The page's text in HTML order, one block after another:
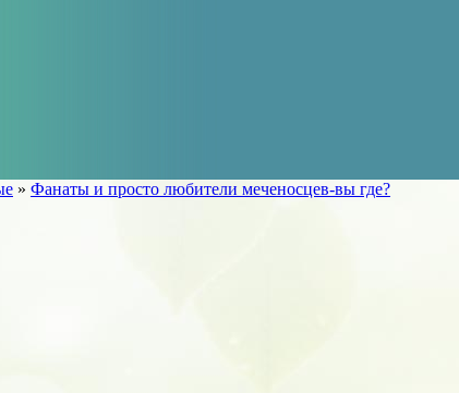
» Фанаты и просто любители меченосцев-вы где?